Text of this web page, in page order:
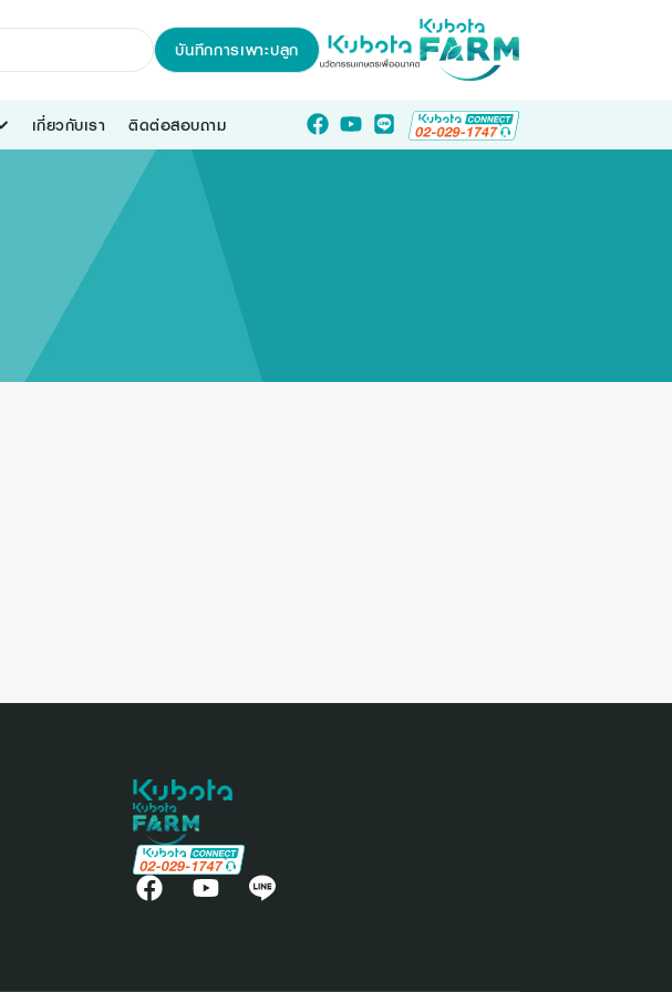
บันทึกการเพาะปลูก
เกี่ยวกับเรา ติดต่อสอบถาม